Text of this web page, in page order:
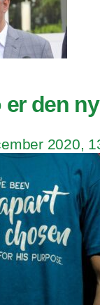
er den
2020,